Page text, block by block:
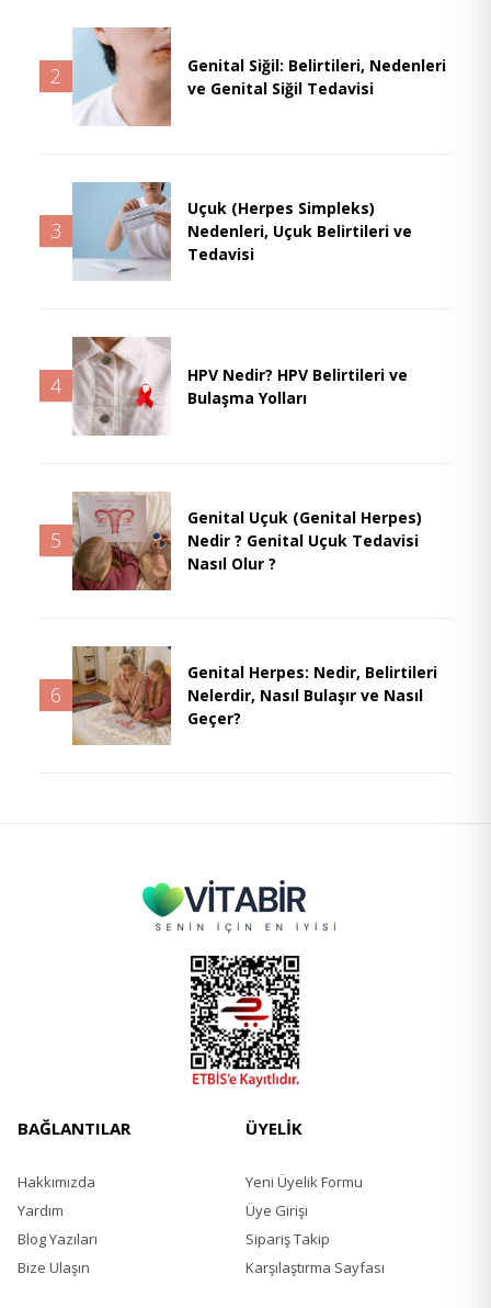
2
Genital Siğil: Belirtileri, Nedenleri
ve Genital Siğil Tedavisi
3
Uçuk (Herpes Simpleks)
Nedenleri, Uçuk Belirtileri ve
Tedavisi
4
HPV Nedir? HPV Belirtileri ve
Bulaşma Yolları
5
Genital Uçuk (Genital Herpes)
Nedir ? Genital Uçuk Tedavisi
Nasıl Olur ?
6
Genital Herpes: Nedir, Belirtileri
Nelerdir, Nasıl Bulaşır ve Nasıl
Geçer?
BAĞLANTILAR
Hakkımızda
Yardım
Blog Yazıları
Bize Ulaşın
ÜYELİK
Yeni Üyelik Formu
Üye Girişi
Sipariş Takip
Karşılaştırma Sayfası